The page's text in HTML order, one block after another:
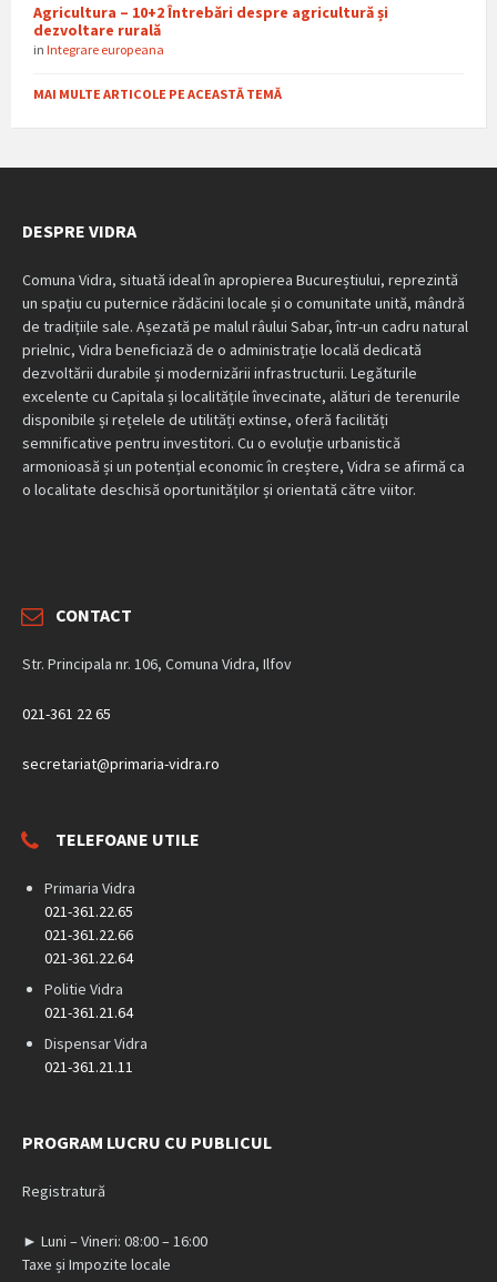
Agricultura – 10+2 Întrebări despre agricultură și
dezvoltare rurală
in Integrare europeana
MAI MULTE ARTICOLE PE ACEASTĂ TEMĂ
DESPRE VIDRA
Comuna Vidra, situată ideal în apropierea Bucureștiului, reprezintă
un spațiu cu puternice rădăcini locale și o comunitate unită, mândră
de tradițiile sale. Așezată pe malul râului Sabar, într-un cadru natural
prielnic, Vidra beneficiază de o administrație locală dedicată
dezvoltării durabile și modernizării infrastructurii. Legăturile
excelente cu Capitala și localitățile învecinate, alături de terenurile
disponibile și rețelele de utilități extinse, oferă facilități
semnificative pentru investitori. Cu o evoluție urbanistică
armonioasă și un potențial economic în creștere, Vidra se afirmă ca
o localitate deschisă oportunităților și orientată către viitor.
CONTACT
Str. Principala nr. 106, Comuna Vidra, Ilfov
021-361 22 65
secretariat@primaria-vidra.ro
TELEFOANE UTILE
Primaria Vidra
021-361.22.65
021-361.22.66
021-361.22.64
Politie Vidra
021-361.21.64
Dispensar Vidra
021-361.21.11
PROGRAM LUCRU CU PUBLICUL
Registratură
► Luni – Vineri: 08:00 – 16:00
Taxe și Impozite locale